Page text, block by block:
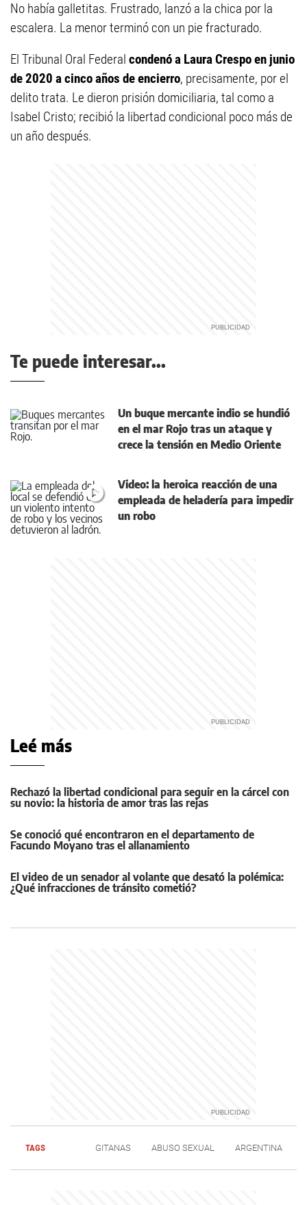
No había galletitas. Frustrado, lanzó a la chica por la
escalera. La menor terminó con un pie fracturado.
El Tribunal Oral Federal condenó a Laura Crespo en junio
de 2020 a cinco años de encierro, precisamente, por el
delito trata. Le dieron prisión domiciliaria, tal como a
Isabel Cristo; recibió la libertad condicional poco más de
un año después.
Te puede interesar...
Un buque mercante indio se hundió
en el mar Rojo tras un ataque y
crece la tensión en Medio Oriente
Video: la heroica reacción de una
empleada de heladería para impedir
un robo
Leé más
Rechazó la libertad condicional para seguir en la cárcel con
su novio: la historia de amor tras las rejas
Se conoció qué encontraron en el departamento de
Facundo Moyano tras el allanamiento
El video de un senador al volante que desató la polémica:
¿Qué infracciones de tránsito cometió?
TAGS GITANAS ABUSO SEXUAL ARGENTINA